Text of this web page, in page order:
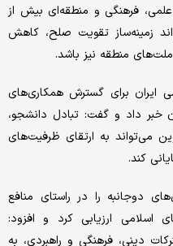
فرهنگی و منطقه‌ای بیش از
زمینه‌ساز تقویت صلح، کاهش
منطقه نیز باشد.
ایران برای گسترش همکاری‌های
خبر داد و گفت: تبادل دانشجو،
می‌تواند به ارتقای ظرفیت‌های
کند.
دوجانبه را در راستای منافع
ارزیابی کرد و افزود:
دینی، فرهنگی و راهبردی، به